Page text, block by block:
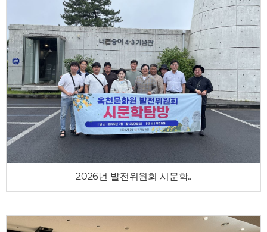
2026년 발전위원회 시문학..